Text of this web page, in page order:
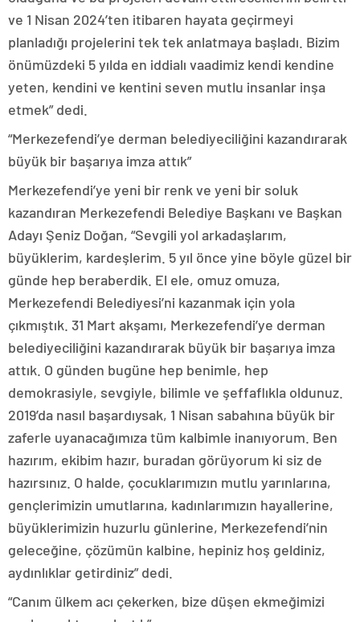
ve 1 Nisan 2024’ten itibaren hayata geçirmeyi
planladığı projelerini tek tek anlatmaya başladı. Bizim
önümüzdeki 5 yılda en iddialı vaadimiz kendi kendine
yeten, kendini ve kentini seven mutlu insanlar inşa
etmek” dedi.
“Merkezefendi’ye derman belediyeciliğini kazandırarak
büyük bir başarıya imza attık”
Merkezefendi’ye yeni bir renk ve yeni bir soluk
kazandıran Merkezefendi Belediye Başkanı ve Başkan
Adayı Şeniz Doğan, “Sevgili yol arkadaşlarım,
büyüklerim, kardeşlerim. 5 yıl önce yine böyle güzel bir
günde hep beraberdik. El ele, omuz omuza,
Merkezefendi Belediyesi’ni kazanmak için yola
çıkmıştık. 31 Mart akşamı, Merkezefendi’ye derman
belediyeciliğini kazandırarak büyük bir başarıya imza
attık. O günden bugüne hep benimle, hep
demokrasiyle, sevgiyle, bilimle ve şeffaflıkla oldunuz.
2019’da nasıl başardıysak, 1 Nisan sabahına büyük bir
zaferle uyanacağımıza tüm kalbimle inanıyorum. Ben
hazırım, ekibim hazır, buradan görüyorum ki siz de
hazırsınız. O halde, çocuklarımızın mutlu yarınlarına,
gençlerimizin umutlarına, kadınlarımızın hayallerine,
büyüklerimizin huzurlu günlerine, Merkezefendi’nin
geleceğine, çözümün kalbine, hepiniz hoş geldiniz,
aydınlıklar getirdiniz” dedi.
“Canım ülkem acı çekerken, bize düşen ekmeğimizi